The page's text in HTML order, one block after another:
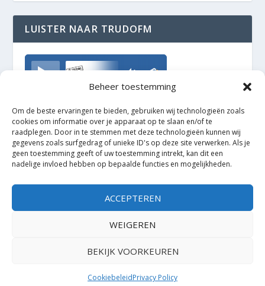
Beheer toestemming
Om de beste ervaringen te bieden, gebruiken wij technologieën zoals
cookies om informatie over je apparaat op te slaan en/of te
raadplegen. Door in te stemmen met deze technologieën kunnen wij
gegevens zoals surfgedrag of unieke ID's op deze site verwerken. Als je
geen toestemming geeft of uw toestemming intrekt, kan dit een
nadelige invloed hebben op bepaalde functies en mogelijkheden.
ACCEPTEREN
WEIGEREN
BEKIJK VOORKEUREN
CookiebeleidPrivacy Policy
LUISTER NAAR TRUDOFM
TrudoFM
Elegant Themes| Mogelijk gemaakt door